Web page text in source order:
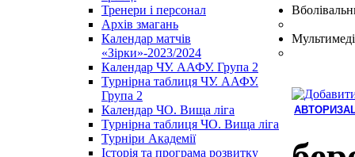
Тренери і персонал
Архів змагань
Календар матчів
«Зірки»-2023/2024
Календар ЧУ. ААФУ. Група 2
Турнірна таблиця ЧУ. ААФУ.
Група 2
Календар ЧО. Вища ліга
Турнірна таблиця ЧО. Вища ліга
Турніри Академії
Історія та програма розвитку